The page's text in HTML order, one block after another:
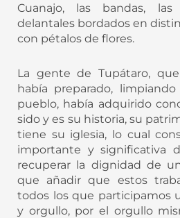
Cuanajo, las bandas,
delantales bordados en
con pétalos de flores.
La gente de Tupátaro,
había preparado,
pueblo, había adquirido
sido y es su historia, su
tiene su iglesia, lo cual
importante y significativa
recuperar la dignidad de
que añadir que estos
todos los que participamos
y orgullo, por el orgullo